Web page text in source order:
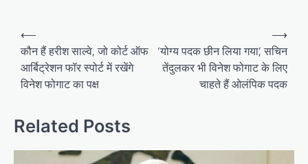
Post
navigation
⟵
कौन हैं हरीश साल्वे, जो कोर्ट ऑफ
आर्बिट्रेशन फॉर स्पोर्ट में रखेंगे
विनेश फोगाट का पक्ष
‘योग्य पदक छीन लिया गया’, सचिन
तेंदुलकर भी विनेश फोगाट के लिए
चाहते हैं ओलंपिक पदक
⟶
Related Posts